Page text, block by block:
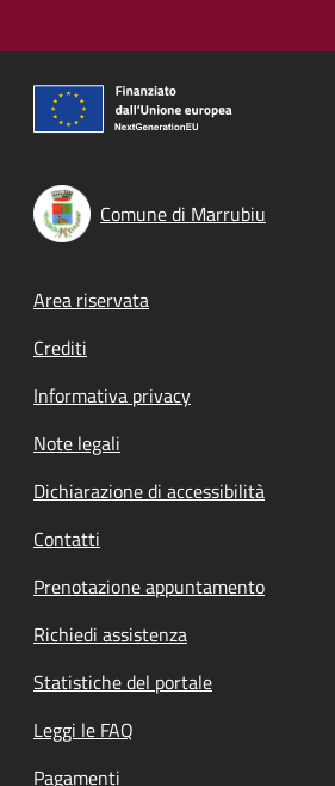
Comune di Marrubiu
Footer menu
Area riservata
Crediti
Informativa privacy
Note legali
Dichiarazione di accessibilità
Contatti
Prenotazione appuntamento
Richiedi assistenza
Statistiche del portale
Leggi le FAQ
Pagamenti